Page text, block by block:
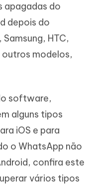
apagadas do
depois do
HTC,
modelos,
software,
alguns tipos
iOS e para
o WhatsApp não
confira este
vários tipos